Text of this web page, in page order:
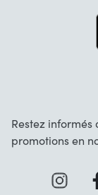
Restez informés
promotions en